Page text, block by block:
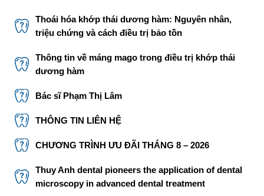
Thoái hóa khớp thái dương hàm: Nguyên nhân,
triệu chứng và cách điều trị bảo tồn
Thông tin về máng mago trong điều trị khớp thái
dương hàm
Bác sĩ Phạm Thị Lâm
THÔNG TIN LIÊN HỆ
CHƯƠNG TRÌNH ƯU ĐÃI THÁNG 8 – 2026
Thuy Anh dental pioneers the application of dental
microscopy in advanced dental treatment